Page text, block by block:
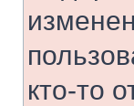
кто-то